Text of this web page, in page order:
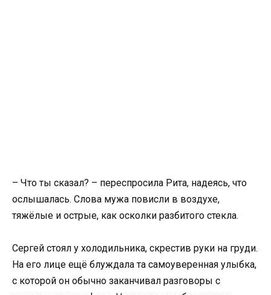
– Что ты сказал? – переспросила Рита, надеясь, что
ослышалась. Слова мужа повисли в воздухе,
тяжёлые и острые, как осколки разбитого стекла.
Сергей стоял у холодильника, скрестив руки на груди.
На его лице ещё блуждала та самоуверенная улыбка,
с которой он обычно заканчивал разговоры с